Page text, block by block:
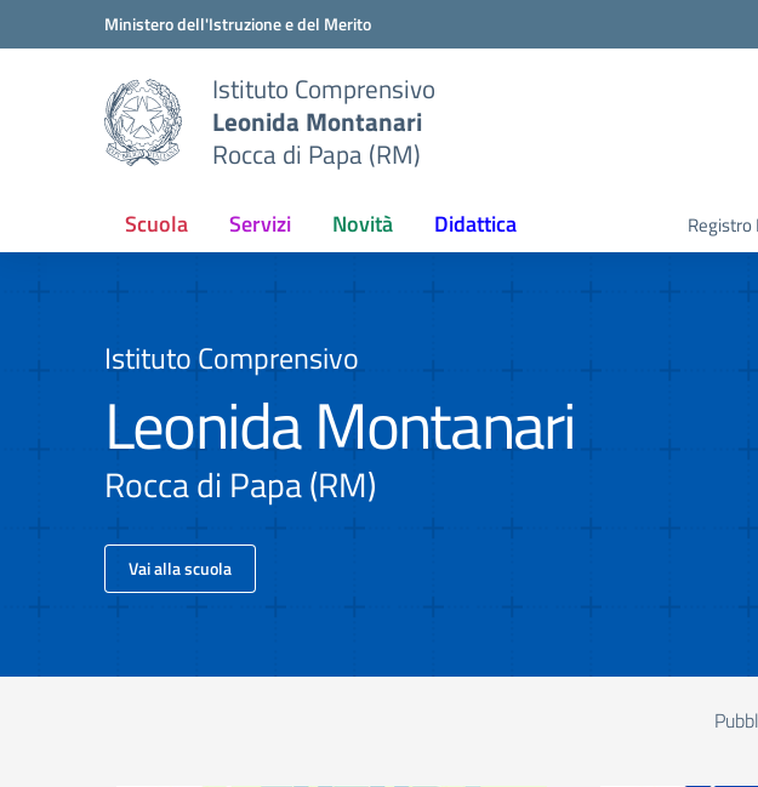
Vai ai contenuti
Vai al menu di navigazioneMinistero dell'Istruzione e del Merito
Istituto Comprensivo
Leonida Montanari
Rocca di Papa (RM)
Scuola Servizi Novità Didattica
Istituto Comprensivo
Leonida Montanari
Rocca di Papa (RM)
Vai alla scuola